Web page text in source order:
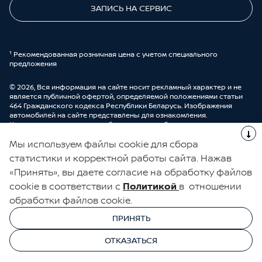
ЗАПИСЬ НА СЕРВИС
¹ Рекомендованная розничная цена с учетом специального
предложения
© 2026, Вся информация на сайте носит рекламный характер и не
является публичной офертой, определяемой положениями статьи
464 Гражданского кодекса Республики Беларусь. Изображения
автомобилей на сайте представлены для ознакомления.
Комплектации и цены могут быть изменены без предварительного
автоцентре ООО “ДрайвМоторс”.
ЭЛЕКТРОННАЯ КНИГА ОТЗЫВОВ
© 2026, УНП 191111259
ООО "ДрайвМоторс"
УНП 191111259 ООО "ДрайвМоторс"
Мы используем файлы cookie для сбора
статистики и корректной работы сайта. Нажав
«Принять», вы даете согласие на обработку файлов
cookie в соответствии с Политикой в отношении
обработки файлов cookie.
ПРИНЯТЬ
ОТКАЗАТЬСЯ